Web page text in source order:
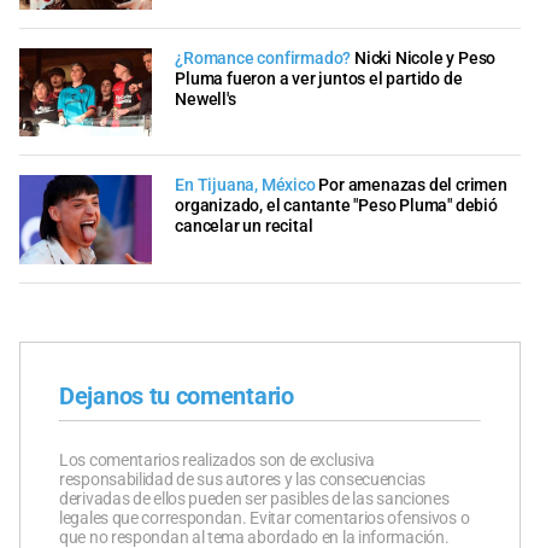
¿Romance confirmado? Nicki Nicole y Peso
Pluma fueron a ver juntos el partido de
Newell's
En Tijuana, México Por amenazas del crimen
organizado, el cantante "Peso Pluma" debió
cancelar un recital
Dejanos tu comentario
Los comentarios realizados son de exclusiva
responsabilidad de sus autores y las consecuencias
derivadas de ellos pueden ser pasibles de las sanciones
legales que correspondan. Evitar comentarios ofensivos o
que no respondan al tema abordado en la información.